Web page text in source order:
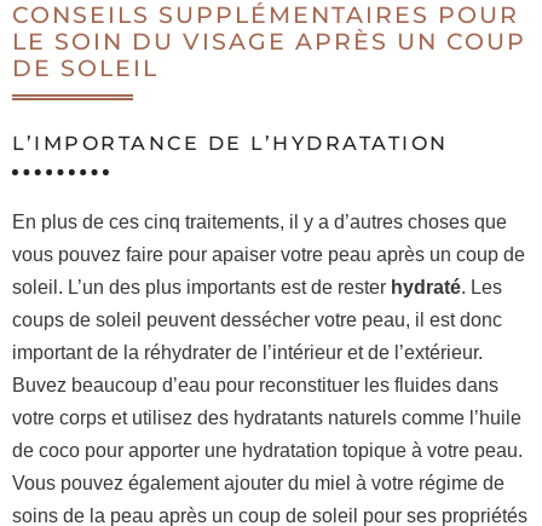
CONSEILS SUPPLÉMENTAIRES POUR
LE SOIN DU VISAGE APRÈS UN COUP
DE SOLEIL
L’IMPORTANCE DE L’HYDRATATION
En plus de ces cinq traitements, il y a d’autres choses que
vous pouvez faire pour apaiser votre peau après un coup de
soleil. L’un des plus importants est de rester hydraté. Les
coups de soleil peuvent dessécher votre peau, il est donc
important de la réhydrater de l’intérieur et de l’extérieur.
Buvez beaucoup d’eau pour reconstituer les fluides dans
votre corps et utilisez des hydratants naturels comme l’huile
de coco pour apporter une hydratation topique à votre peau.
Vous pouvez également ajouter du miel à votre régime de
soins de la peau après un coup de soleil pour ses propriétés